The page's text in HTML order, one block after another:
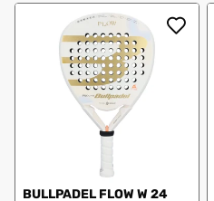
BULLPADEL FLOW W 24